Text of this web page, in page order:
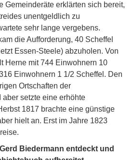
Gemeinderäte erklärten sich bereit,
unentgeldlich zu
sehr lange vergebens.
die Aufforderung, 40 Scheffel
Essen-Steele) abzuholen. Von
Herne mit 744 Einwohnern 10
Einwohnern 1 1/2 Scheffel. Den
Ortschaften der
aber setzte eine erhöhte
1817 brachte eine günstige
hielt an. Erst im Jahre 1823
Biedermann entdeckt und